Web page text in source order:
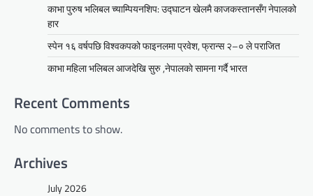
काभा पुरुष भलिबल च्याम्पियनशिप: उद्घाटन खेलमै काजकस्तानसँग नेपालको
हार
स्पेन १६ वर्षपछि विश्वकपको फाइनलमा प्रवेश, फ्रान्स २–० ले पराजित
काभा महिला भलिबल आजदेखि सुरु ,नेपालकाे सामना गर्दै भारत
Recent Comments
No comments to show.
Archives
July 2026